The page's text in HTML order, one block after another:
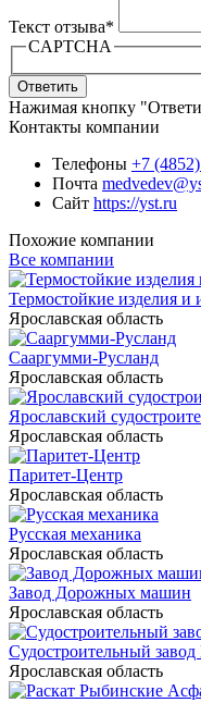
Текст отзыва*
CAPTCHA
Ответить
Нажимая кнопку
Контакты компании
Телефоны +7
Почта
Сайт https://yst.ru
Похожие компании
Все компании
Термостойкие изделия и
Ярославская область
Сааргумми-Русланд
Ярославская область
Ярославский
Ярославская область
Паритет-Центр
Ярославская область
Русская механика
Ярославская область
Завод Дорожных машин
Ярославская область
Судостроительный
Ярославская область